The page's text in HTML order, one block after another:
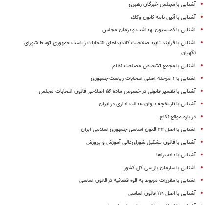
آشنایی با مجلس خبرگان رهبرى
آشنایی با آئین نامه کانون وکلاء
آشنایی با کمیسیون بهداشت و درمان مجلس
آشنایی با فرآیند تایید صلاحیت کاندیداهای انتخابات ریاست جمهوری توسط شورای
نگهبان
آشنایی با مجمع تشخیص مصلحت نظام
آشنایی با ۴ مرحله اصلی انتخابات ریاست جمهوری
آشنایی با تفسیر قانونی در خصوص ماده ۵۶ اصلاحی قانون انتخابات مجلس
آشنایی با تاریخچه دیوان عدالت اداری در ایران
در باره موانع نکاح
آشنایی با اصل ۴۴ قانون اساسی جمهوری اسلامی ایران
آشنایی با قانون تشکیل شورای‌عالی آموزش و پرورش
آشنایی با دادسراها
آشنایی با سازمان بازرسی کل کشور
آشنایی با مقررات مربوط به قوه ‌قضائیه در قانون اساسی
آشنایی با اصل ۱۱۰ قانون اساسی